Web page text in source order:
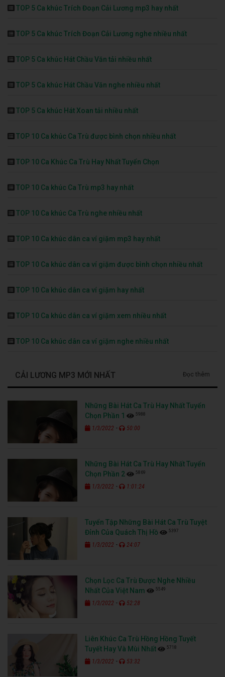
TOP 5 Ca khúc Trích Đoạn Cải Lương mp3 hay nhất
TOP 5 Ca khúc Trích Đoạn Cải Lương nghe nhiều nhất
TOP 5 Ca khúc Hát Chầu Văn tải nhiều nhất
TOP 5 Ca khúc Hát Chầu Văn nghe nhiều nhất
TOP 5 Ca khúc Hát Xoan tải nhiều nhất
TOP 10 Ca khúc Ca Trù được bình chọn nhiều nhất
TOP 10 Ca Khúc Ca Trù Hay Nhất Tuyển Chọn
TOP 10 Ca khúc Ca Trù mp3 hay nhất
TOP 10 Ca khúc Ca Trù nghe nhiều nhất
TOP 10 Ca khúc dân ca ví giặm mp3 hay nhất
TOP 10 Ca khúc dân ca ví giặm được bình chọn nhiều nhất
TOP 10 Ca khúc dân ca ví giặm hay nhất
TOP 10 Ca khúc dân ca ví giặm xem nhiều nhất
TOP 10 Ca khúc dân ca ví giặm nghe nhiều nhất
CẢI LƯƠNG MP3 MỚI NHẤT Đọc thêm
Những Bài Hát Ca Trù Hay Nhất Tuyển
Chọn Phần 1
5988
1/3/2022 - 50:00
Những Bài Hát Ca Trù Hay Nhất Tuyển
Chọn Phần 2
5869
1/3/2022 - 1:01:24
Tuyển Tập Những Bài Hát Ca Trù Tuyệt
Đỉnh Của Quách Thị Hồ
5397
1/3/2022 - 24:07
Chọn Lọc Ca Trù Được Nghe Nhiều
Nhất Của Việt Nam
5549
1/3/2022 - 52:28
Liên Khúc Ca Trù Hồng Hồng Tuyết
Tuyết Hay Và Mùi Nhất
5718
1/3/2022 - 53:32